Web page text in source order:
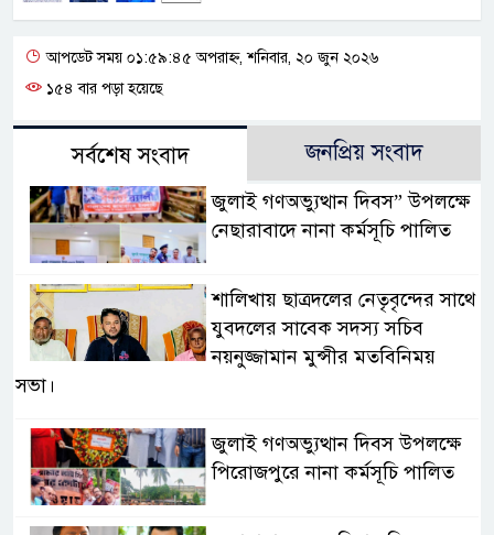
আপডেট সময় ০১:৫৯:৪৫ অপরাহ্ন, শনিবার, ২০ জুন ২০২৬
১৫৪ বার পড়া হয়েছে
সর্বশেষ সংবাদ জনপ্রিয় সংবাদ
জুলাই গণঅভ্যুত্থান দিবস” উপলক্ষে
নেছারাবাদে নানা কর্মসূচি পালিত
শালিখায় ছাত্রদলের নেতৃবৃন্দের সাথে
যুবদলের সাবেক সদস্য সচিব
নয়নুজ্জামান মুন্সীর মতবিনিময়
সভা।
জুলাই গণঅভ্যুত্থান দিবস উপলক্ষে
পিরোজপুরে নানা কর্মসূচি পালিত